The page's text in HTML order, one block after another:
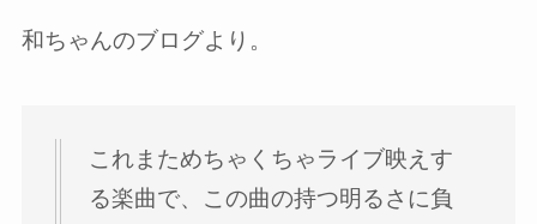
和ちゃんのブログより。
これまためちゃくちゃライブ映えす
る楽曲で、この曲の持つ明るさに負